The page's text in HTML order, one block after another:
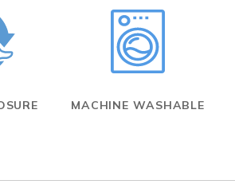
MACHINE WASHABLE